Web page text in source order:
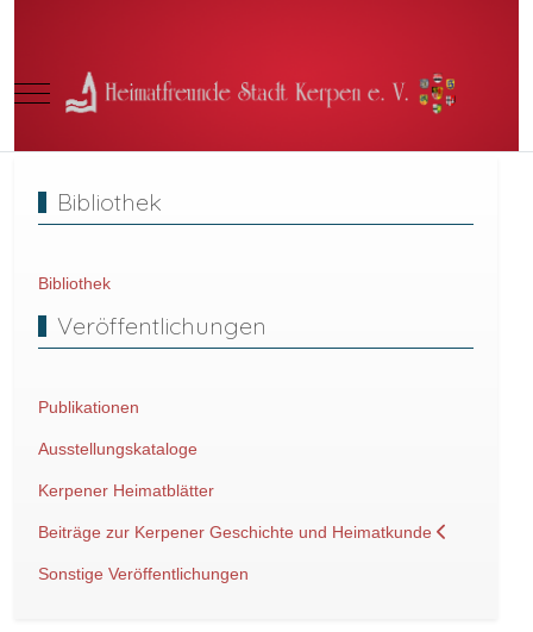
Mobile Menu Toggle
Bibliothek
Bibliothek
Veröffentlichungen
Publikationen
Ausstellungskataloge
Kerpener Heimatblätter
Beiträge zur Kerpener Geschichte und Heimatkunde
Sonstige Veröffentlichungen